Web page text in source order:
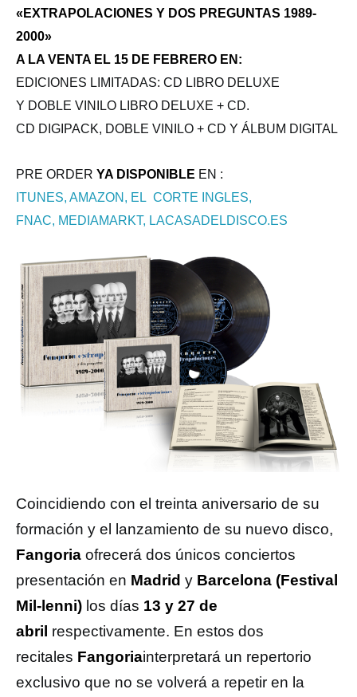
«EXTRAPOLACIONES Y DOS PREGUNTAS 1989-
2000»
A LA VENTA EL 15 DE FEBRERO EN:
EDICIONES LIMITADAS: CD LIBRO DELUXE
Y DOBLE VINILO LIBRO DELUXE + CD.
CD DIGIPACK, DOBLE VINILO + CD Y ÁLBUM DIGITAL
PRE ORDER YA DISPONIBLE EN :
ITUNES, AMAZON, EL CORTE INGLES,
FNAC, MEDIAMARKT, LACASADELDISCO.ES
Coincidiendo con el treinta aniversario de su
formación y el lanzamiento de su nuevo disco,
Fangoria ofrecerá dos únicos conciertos
presentación en Madrid y Barcelona (Festival
Mil-lenni) los días 13 y 27 de
abril respectivamente. En estos dos
recitales Fangoriainterpretará un repertorio
exclusivo que no se volverá a repetir en la